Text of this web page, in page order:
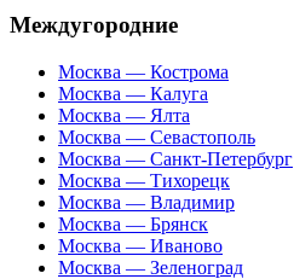
Междугородние
Москва — Кострома
Москва — Калуга
Москва — Ялта
Москва — Севастополь
Москва — Санкт-Петербург
Москва — Тихорецк
Москва — Владимир
Москва — Брянск
Москва — Иваново
Москва — Зеленоград